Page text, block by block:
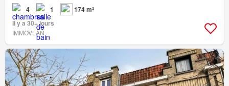
4 1
174 m²
Il y a 30+ jours
IMMOVLAN